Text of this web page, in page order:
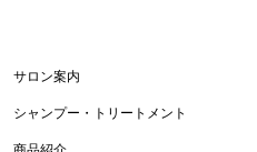
サロン案内
シャンプー・トリートメント